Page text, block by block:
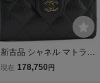
新古品 シャネル マトラッ
セ キャビアスキン スモー
現在 178,750 円